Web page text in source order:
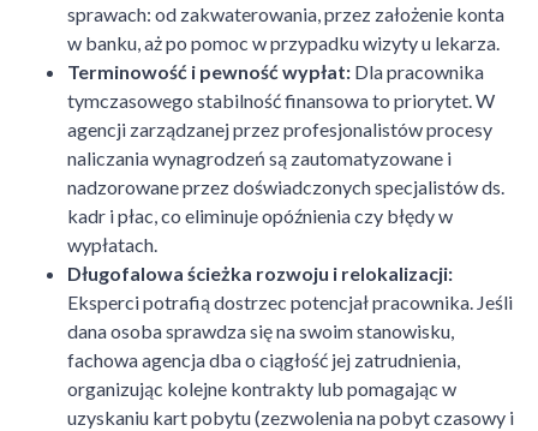
sprawach: od zakwaterowania, przez założenie konta
w banku, aż po pomoc w przypadku wizyty u lekarza.
Terminowość i pewność wypłat: Dla pracownika
tymczasowego stabilność finansowa to priorytet. W
agencji zarządzanej przez profesjonalistów procesy
naliczania wynagrodzeń są zautomatyzowane i
nadzorowane przez doświadczonych specjalistów ds.
kadr i płac, co eliminuje opóźnienia czy błędy w
wypłatach.
Długofalowa ścieżka rozwoju i relokalizacji:
Eksperci potrafią dostrzec potencjał pracownika. Jeśli
dana osoba sprawdza się na swoim stanowisku,
fachowa agencja dba o ciągłość jej zatrudnienia,
organizując kolejne kontrakty lub pomagając w
uzyskaniu kart pobytu (zezwolenia na pobyt czasowy i